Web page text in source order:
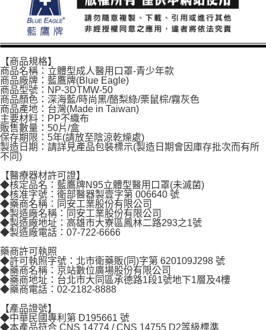
【商品規格】
商品名稱：立體型成人醫用口罩-青少年款
商品廠牌：藍鷹牌(Blue Eagle)
商品型號：NP-3DTMW-50
商品顏色：深海藍/時尚黑/酪梨綠/栗鼠棕/霧灰色
商品產地：台灣(Made in Taiwan)
主要材料：PP不織布
販售數量：50片/盒
保存期限：5年(請放至陰涼乾燥處)
製造日期：請詳見產品包裝標示(製造日期會因庫存批次而有所
不同)
【醫療器材許可證】
◆核定品名：藍鷹牌N95立體型醫用口罩(未滅菌)
◆核准字號：衛部醫器製壹字第 006640 號
◆藥商名稱：同安工業股份有限公司
◆製造廠名稱：同安工業股份有限公司
◆製造廠地址：高雄市大寮區鳳林二路293之1號
◆製造廠電話：07-722-6666
藥商許可執照
◆許可執照字號：北市衛藥販(同)字第 620109J298 號
◆藥商名稱：京站數位廣場股份有限公司
◆藥商地址：台北市大同區承德路1段1號地下1層及4樓
◆藥商電話：02-2182-8888
【產品證號】
◆中華民國專利第 D195661 號
◆本產品符合 CNS 14774 / CNS 14755 D2等級標準